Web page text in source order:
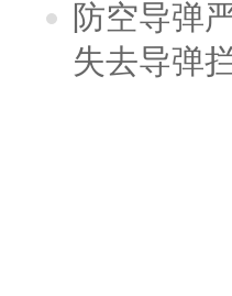
防空导弹
失去导弹